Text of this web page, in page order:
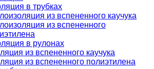
в трубках
из вспененного каучука
из вспененного
в рулонах
из вспененного каучука
из вспененного полиэтилена